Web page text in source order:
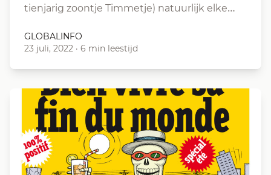
tienjarig zoontje Timmetje) natuurlijk elke…
GLOBALINFO
23 juli, 2022 · 6 min leestijd